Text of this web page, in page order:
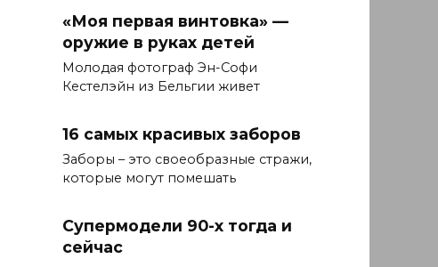
«Моя первая винтовка» —
оружие в руках детей
Молодая фотограф Эн-Софи
Кестелэйн из Бельгии живет
16 самых красивых заборов
Заборы – это своеобразные стражи,
которые могут помешать
Супермодели 90-х тогда и
сейчас